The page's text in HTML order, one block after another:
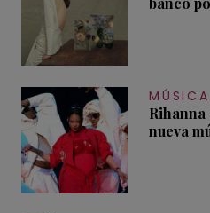
MÚSICA
nueva